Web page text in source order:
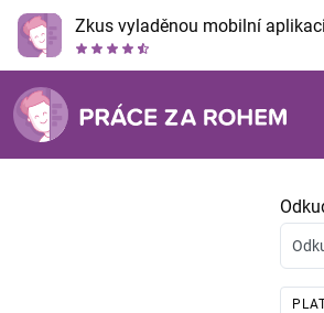
Zkus vyladěnou mobilní aplikaci